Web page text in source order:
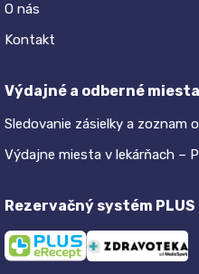
O nás
Kontakt
Výdajné a odberné miesta
Sledovanie zásielky a zoznam
Výdajne miesta v lekárňach –
Rezervačný systém